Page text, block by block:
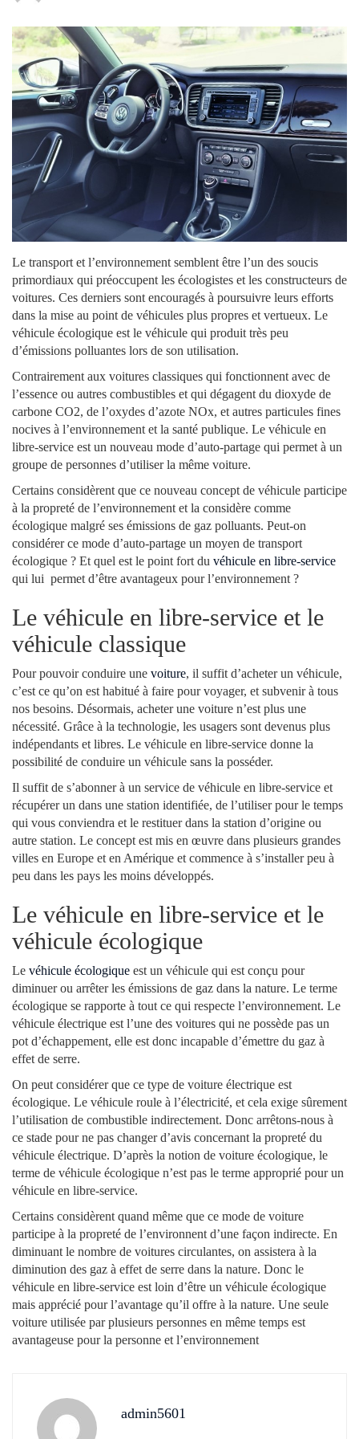
Le transport et l’environnement semblent être l’un des soucis
primordiaux qui préoccupent les écologistes et les constructeurs de
voitures. Ces derniers sont encouragés à poursuivre leurs efforts
dans la mise au point de véhicules plus propres et vertueux. Le
véhicule écologique est le véhicule qui produit très peu
d’émissions polluantes lors de son utilisation.
Contrairement aux voitures classiques qui fonctionnent avec de
l’essence ou autres combustibles et qui dégagent du dioxyde de
carbone CO2, de l’oxydes d’azote NOx, et autres particules fines
nocives à l’environnement et la santé publique. Le véhicule en
libre-service est un nouveau mode d’auto-partage qui permet à un
groupe de personnes d’utiliser la même voiture.
Certains considèrent que ce nouveau concept de véhicule participe
à la propreté de l’environnement et la considère comme
écologique malgré ses émissions de gaz polluants. Peut-on
considérer ce mode d’auto-partage un moyen de transport
écologique ? Et quel est le point fort du véhicule en libre-service
qui lui permet d’être avantageux pour l’environnement ?
Le véhicule en libre-service et le
véhicule classique
Pour pouvoir conduire une voiture, il suffit d’acheter un véhicule,
c’est ce qu’on est habitué à faire pour voyager, et subvenir à tous
nos besoins. Désormais, acheter une voiture n’est plus une
nécessité. Grâce à la technologie, les usagers sont devenus plus
indépendants et libres. Le véhicule en libre-service donne la
possibilité de conduire un véhicule sans la posséder.
Il suffit de s’abonner à un service de véhicule en libre-service et
récupérer un dans une station identifiée, de l’utiliser pour le temps
qui vous conviendra et le restituer dans la station d’origine ou
autre station. Le concept est mis en œuvre dans plusieurs grandes
villes en Europe et en Amérique et commence à s’installer peu à
peu dans les pays les moins développés.
Le véhicule en libre-service et le
véhicule écologique
Le véhicule écologique est un véhicule qui est conçu pour
diminuer ou arrêter les émissions de gaz dans la nature. Le terme
écologique se rapporte à tout ce qui respecte l’environnement. Le
véhicule électrique est l’une des voitures qui ne possède pas un
pot d’échappement, elle est donc incapable d’émettre du gaz à
effet de serre.
On peut considérer que ce type de voiture électrique est
écologique. Le véhicule roule à l’électricité, et cela exige sûrement
l’utilisation de combustible indirectement. Donc arrêtons-nous à
ce stade pour ne pas changer d’avis concernant la propreté du
véhicule électrique. D’après la notion de voiture écologique, le
terme de véhicule écologique n’est pas le terme approprié pour un
véhicule en libre-service.
Certains considèrent quand même que ce mode de voiture
participe à la propreté de l’environnent d’une façon indirecte. En
diminuant le nombre de voitures circulantes, on assistera à la
diminution des gaz à effet de serre dans la nature. Donc le
véhicule en libre-service est loin d’être un véhicule écologique
mais apprécié pour l’avantage qu’il offre à la nature. Une seule
voiture utilisée par plusieurs personnes en même temps est
avantageuse pour la personne et l’environnement
admin5601